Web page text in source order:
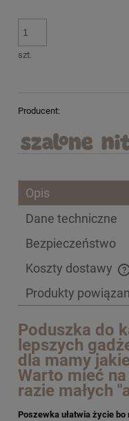
szt.
Producent:
Opis
Dane techniczne
Bezpieczeństwo
Koszty dostawy
Cena nie zawiera
Produkty
Poduszka do
lepszych
dla mamy
Warto mieć
razie małych
Poszewka ułatwia życie